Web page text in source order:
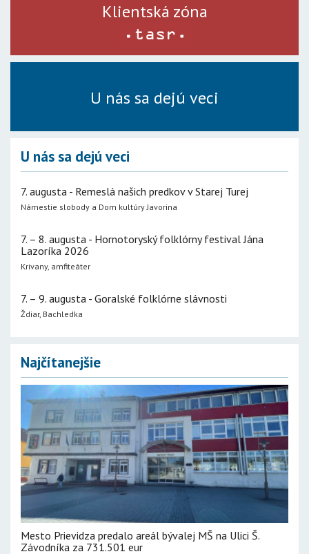
Klientská zóna
U nás sa dejú veci
U nás sa dejú veci
7. augusta - Remeslá našich predkov v Starej Turej
Námestie slobody a Dom kultúry Javorina
7. – 8. augusta - Hornotoryský folklórny festival Jána
Lazoríka 2026
Krivany, amfiteáter
7. – 9. augusta - Goralské folklórne slávnosti
Ždiar, Bachledka
Najčítanejšie
Mesto Prievidza predalo areál bývalej MŠ na Ulici Š.
Závodníka za 731.501 eur